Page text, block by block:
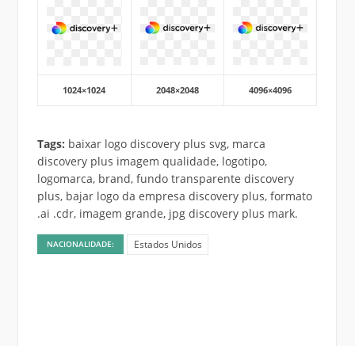
1024×1024 2048×2048 4096×4096
Tags: baixar logo discovery plus svg, marca
discovery plus imagem qualidade, logotipo,
logomarca, brand, fundo transparente discovery
plus, bajar logo da empresa discovery plus, formato
.ai .cdr, imagem grande, jpg discovery plus mark.
NACIONALIDADE: Estados Unidos